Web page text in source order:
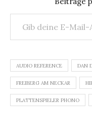
Gib deine E-Mail-Adresse ein ...
AUDIO REFERENCE DAN
FREIBERG AM NECKAR
PLATTENSPIELER PHONO